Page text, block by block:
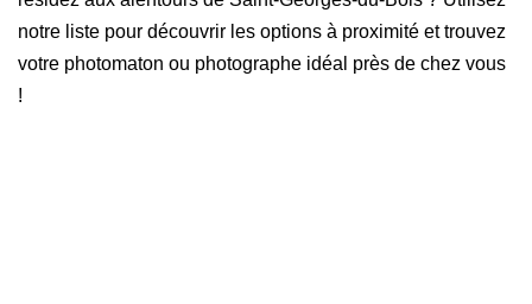
notre liste pour découvrir les options à proximité et trouvez
votre photomaton ou photographe idéal près de chez vous
!